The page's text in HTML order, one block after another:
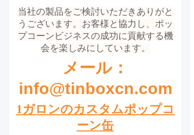
当社の製品をご検討いただきありがと
うございます。お客様と協力し、ポッ
プコーンビジネスの成功に貢献する機
会を楽しみにしています。
メール：
info@tinboxcn.com
1ガロンのカスタムポップコ
ーン缶